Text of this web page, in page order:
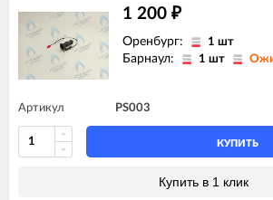
1 200 ₽
Оренбург: 1 шт
Барнаул: 1 шт
Артикул PS003
КУПИТЬ
Купить в 1 клик